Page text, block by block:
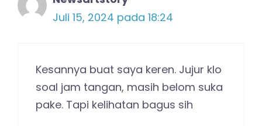
Juli 15, 2024 pada 18:24
Kesannya buat saya keren. Jujur klo
soal jam tangan, masih belom suka
pake. Tapi kelihatan bagus sih